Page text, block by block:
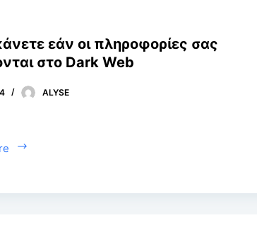
εάν οι πληροφορίες σας
στο Dark Web
ALYSE